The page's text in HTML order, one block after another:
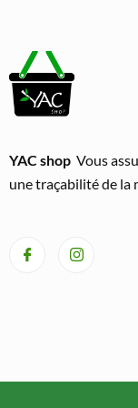
YAC shop Vous
une traçabilité de la